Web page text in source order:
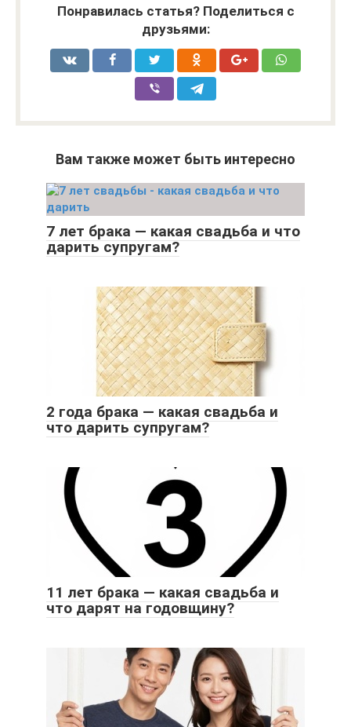
Понравилась статья? Поделиться с
друзьями:
Вам также может быть интересно
7 лет брака — какая свадьба и что
дарить супругам?
2 года брака — какая свадьба и
что дарить супругам?
11 лет брака — какая свадьба и
что дарят на годовщину?